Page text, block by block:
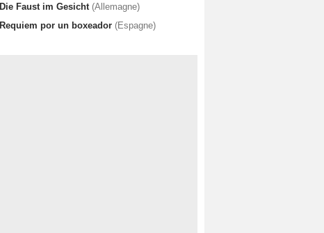
Die Faust im Gesicht (Allemagne)
Requiem por un boxeador (Espagne)